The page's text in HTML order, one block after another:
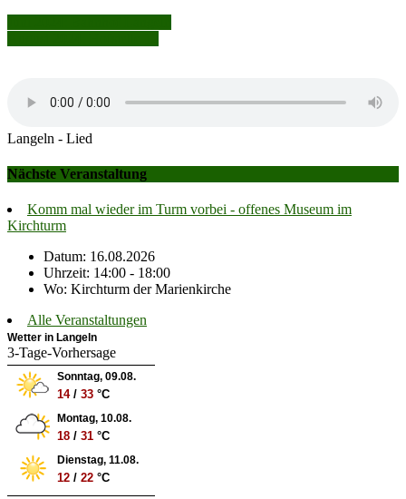
Beitragsnavigation
Langeln - Lied
Nächste Veranstaltung
Komm mal wieder im Turm vorbei - offenes Museum im
Kirchturm
Datum: 16.08.2026
Uhrzeit: 14:00 - 18:00
Wo: Kirchturm der Marienkirche
Alle Veranstaltungen
Wetter in Langeln
3-Tage-Vorhersage
Sonntag, 09.08.
14/ 33 °C
Montag, 10.08.
18 / 31 °C
Dienstag, 11.08.
12 / 22 °C